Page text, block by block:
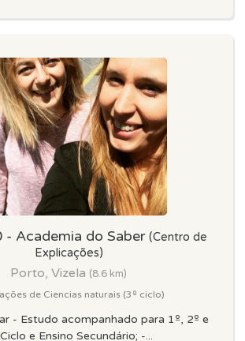
- Academia do Saber (Centro de
Explicações)
Porto, Vizela (8.6 km)
de Ciencias naturais (3º ciclo)
- Estudo acompanhado para 1º, 2º e
e Ensino Secundário; -...